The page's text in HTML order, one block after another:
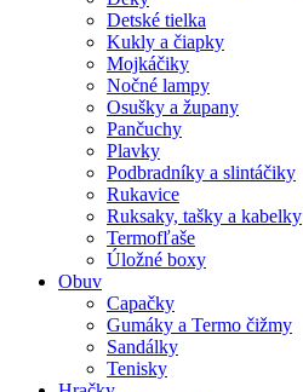
Detské tielka
Kukly a čiapky
Mojkáčiky
Nočné lampy
Osušky a župany
Pančuchy
Plavky
Podbradníky a slintáčiky
Rukavice
Ruksaky, tašky a kabelky
Termofľaše
Úložné boxy
Obuv
Capačky
Gumáky a Termo čižmy
Sandálky
Tenisky